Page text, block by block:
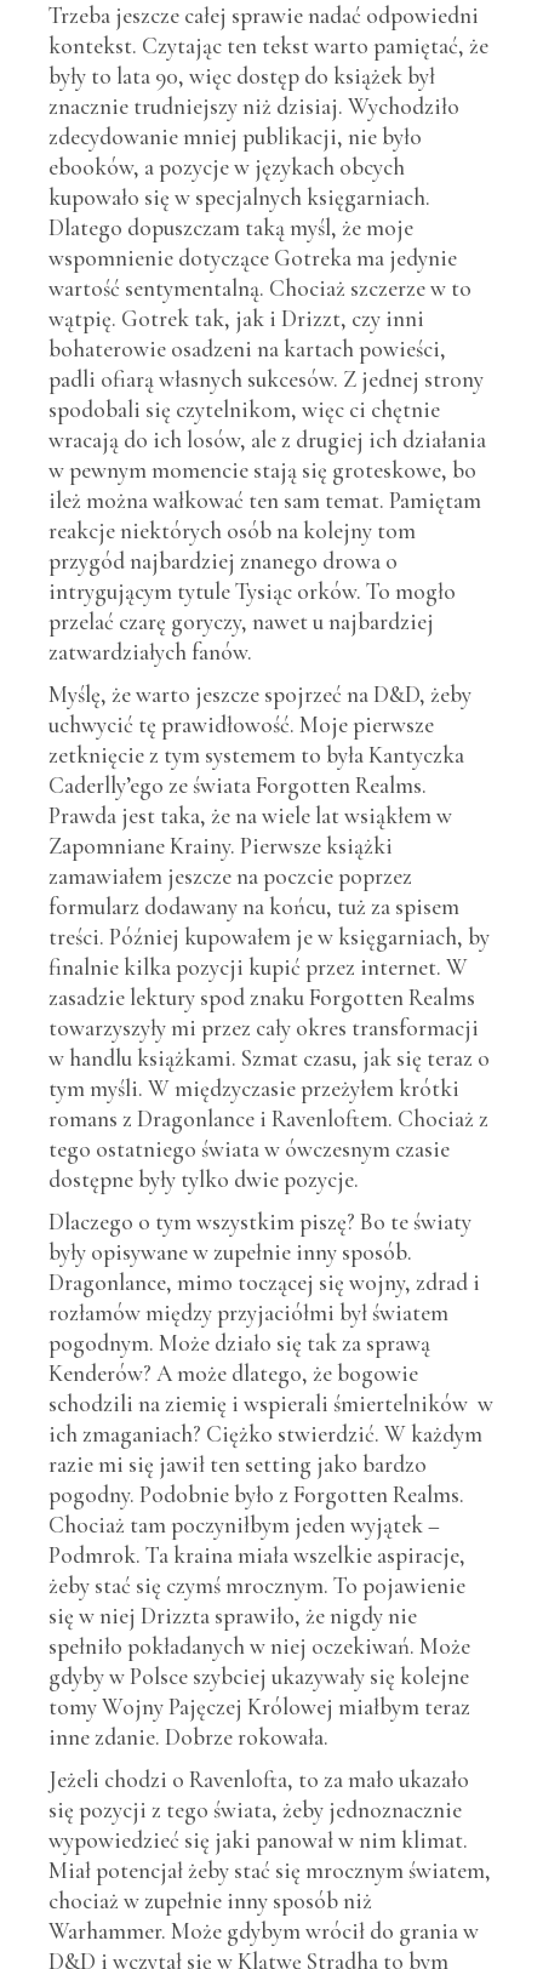
Trzeba jeszcze całej sprawie nadać odpowiedni
kontekst. Czytając ten tekst warto pamiętać, że
były to lata 90, więc dostęp do książek był
znacznie trudniejszy niż dzisiaj. Wychodziło
zdecydowanie mniej publikacji, nie było
ebooków, a pozycje w językach obcych
kupowało się w specjalnych księgarniach.
Dlatego dopuszczam taką myśl, że moje
wspomnienie dotyczące Gotreka ma jedynie
wartość sentymentalną. Chociaż szczerze w to
wątpię. Gotrek tak, jak i Drizzt, czy inni
bohaterowie osadzeni na kartach powieści,
padli ofiarą własnych sukcesów. Z jednej strony
spodobali się czytelnikom, więc ci chętnie
wracają do ich losów, ale z drugiej ich działania
w pewnym momencie stają się groteskowe, bo
ileż można wałkować ten sam temat. Pamiętam
reakcje niektórych osób na kolejny tom
przygód najbardziej znanego drowa o
intrygującym tytule Tysiąc orków. To mogło
przelać czarę goryczy, nawet u najbardziej
zatwardziałych fanów.
Myślę, że warto jeszcze spojrzeć na D&D, żeby
uchwycić tę prawidłowość. Moje pierwsze
zetknięcie z tym systemem to była Kantyczka
Caderlly’ego ze świata Forgotten Realms.
Prawda jest taka, że na wiele lat wsiąkłem w
Zapomniane Krainy. Pierwsze książki
zamawiałem jeszcze na poczcie poprzez
formularz dodawany na końcu, tuż za spisem
treści. Później kupowałem je w księgarniach, by
finalnie kilka pozycji kupić przez internet. W
zasadzie lektury spod znaku Forgotten Realms
towarzyszyły mi przez cały okres transformacji
w handlu książkami. Szmat czasu, jak się teraz o
tym myśli. W międzyczasie przeżyłem krótki
romans z Dragonlance i Ravenloftem. Chociaż z
tego ostatniego świata w ówczesnym czasie
dostępne były tylko dwie pozycje.
Dlaczego o tym wszystkim piszę? Bo te światy
były opisywane w zupełnie inny sposób.
Dragonlance, mimo toczącej się wojny, zdrad i
rozłamów między przyjaciółmi był światem
pogodnym. Może działo się tak za sprawą
Kenderów? A może dlatego, że bogowie
schodzili na ziemię i wspierali śmiertelników w
ich zmaganiach? Ciężko stwierdzić. W każdym
razie mi się jawił ten setting jako bardzo
pogodny. Podobnie było z Forgotten Realms.
Chociaż tam poczyniłbym jeden wyjątek –
Podmrok. Ta kraina miała wszelkie aspiracje,
żeby stać się czymś mrocznym. To pojawienie
się w niej Drizzta sprawiło, że nigdy nie
spełniło pokładanych w niej oczekiwań. Może
gdyby w Polsce szybciej ukazywały się kolejne
tomy Wojny Pajęczej Królowej miałbym teraz
inne zdanie. Dobrze rokowała.
Jeżeli chodzi o Ravenlofta, to za mało ukazało
się pozycji z tego świata, żeby jednoznacznie
wypowiedzieć się jaki panował w nim klimat.
Miał potencjał żeby stać się mrocznym światem,
chociaż w zupełnie inny sposób niż
Warhammer. Może gdybym wrócił do grania w
D&D i wczytał się w Klątwę Stradha to bym